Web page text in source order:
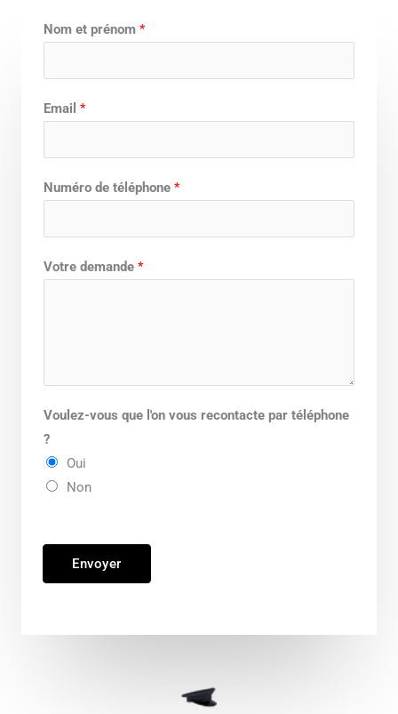
Nom et prénom *
Email *
Numéro de téléphone *
Votre demande *
Voulez-vous que l'on vous recontacte par téléphone
?
Oui
Non
Envoyer